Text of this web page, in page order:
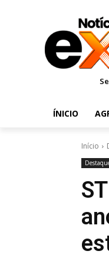
ÍNICIO
Início